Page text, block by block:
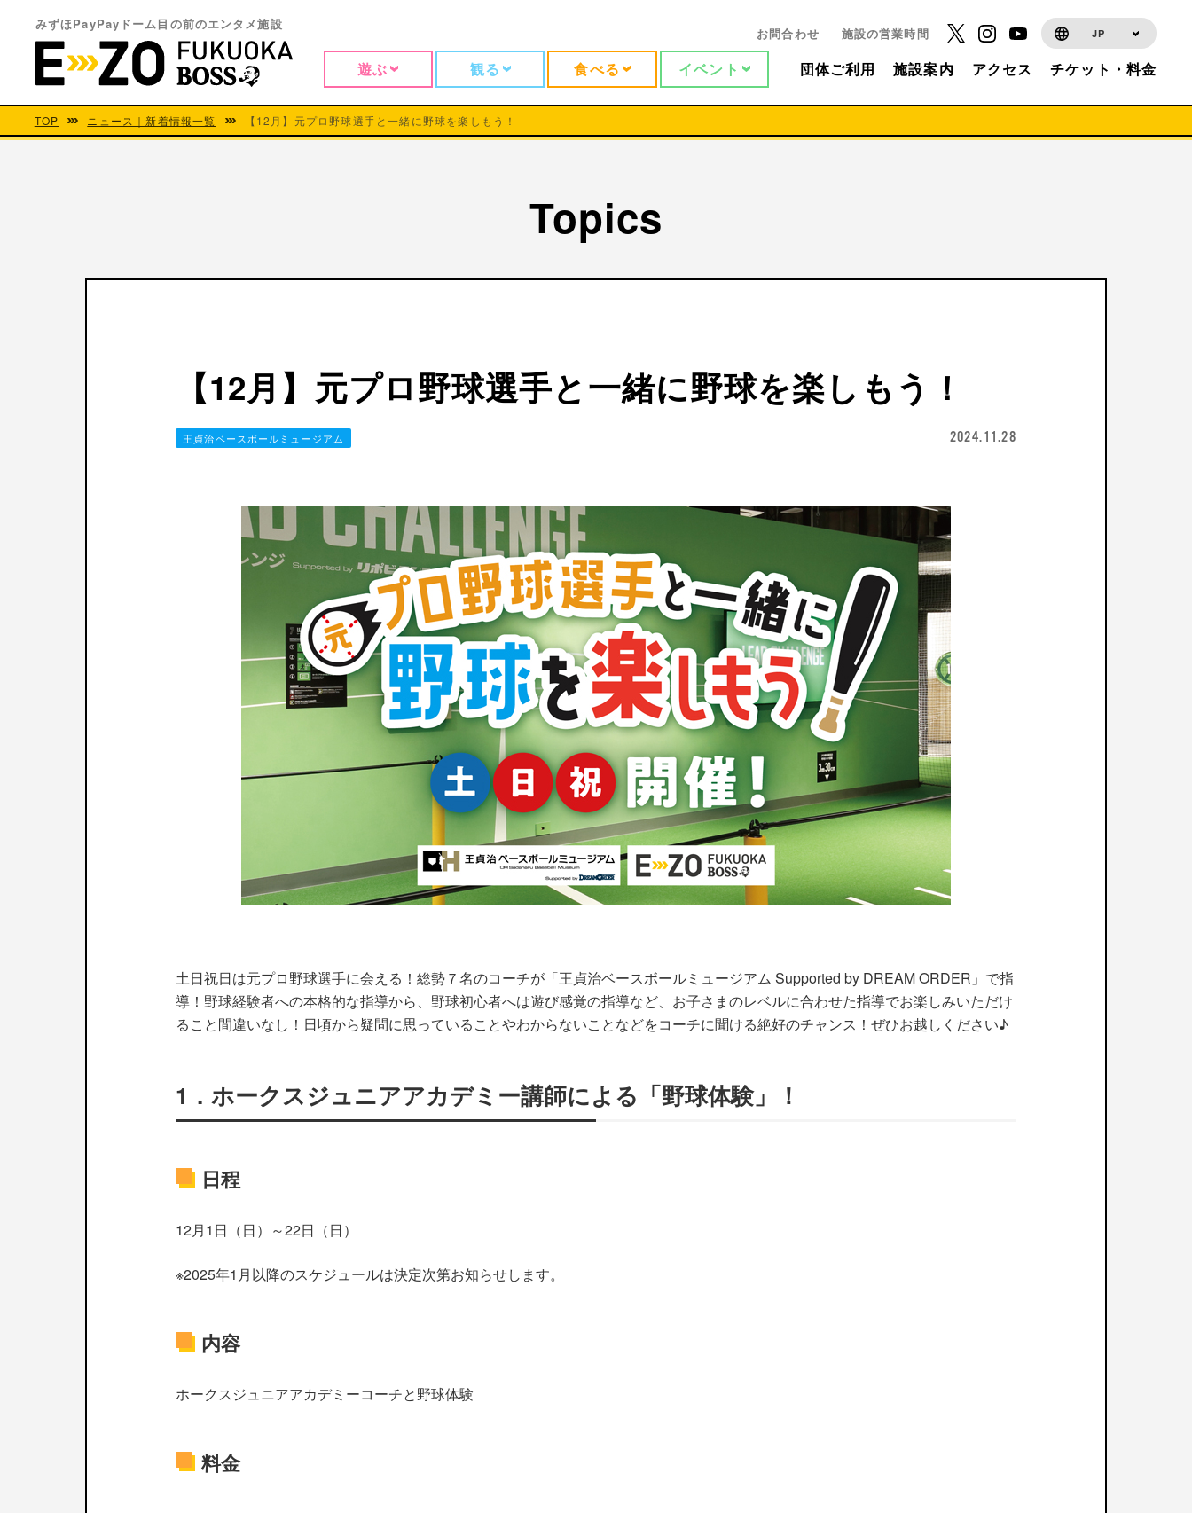
みずほPayPayドーム目の前のエンタメ施設
お問合わせ 施設の営業時間 JP
遊ぶ 観る 食べる イベント 団体ご利用 施設案内 アクセス チケット・料金
TOP ニュース｜新着情報一覧 【12月】元プロ野球選手と一緒に野球を楽しもう！
Topics
【12月】元プロ野球選手と一緒に野球を楽しもう！
王貞治ベースボールミュージアム 2024.11.28
土日祝日は元プロ野球選手に会える！総勢７名のコーチが「王貞治ベースボールミュージアム Supported by DREAM ORDER」で指
導！野球経験者への本格的な指導から、野球初心者へは遊び感覚の指導など、お子さまのレベルに合わせた指導でお楽しみいただけ
ること間違いなし！日頃から疑問に思っていることやわからないことなどをコーチに聞ける絶好のチャンス！ぜひお越しください♪
1．ホークスジュニアアカデミー講師による「野球体験」！
日程
12月1日（日）～22日（日）
※2025年1月以降のスケジュールは決定次第お知らせします。
内容
ホークスジュニアアカデミーコーチと野球体験
料金